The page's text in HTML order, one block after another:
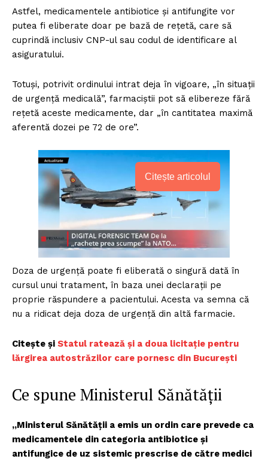
Astfel, medicamentele antibiotice și antifungite vor
putea fi eliberate doar pe bază de rețetă, care să
cuprindă inclusiv CNP-ul sau codul de identificare al
asiguratului.
Totuși, potrivit ordinului intrat deja în vigoare, „în situaţii
de urgenţă medicală”, farmaciștii pot să elibereze fără
rețetă aceste medicamente, dar „în cantitatea maximă
aferentă dozei pe 72 de ore”.
Citește articolul
Doza de urgență poate fi eliberată o singură dată în
cursul unui tratament, în baza unei declarații pe
proprie răspundere a pacientului. Acesta va semna că
nu a ridicat deja doza de urgență din altă farmacie.
Citește și Statul ratează și a doua licitație pentru
lărgirea autostrăzilor care pornesc din București
Ce spune Ministerul Sănătății
„Ministerul Sănătății a emis un ordin care prevede ca
medicamentele din categoria antibiotice și
antifungice de uz sistemic prescrise de către medici